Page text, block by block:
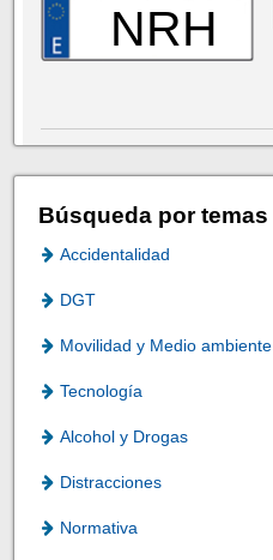
NRH
Búsqueda por temas
Accidentalidad
DGT
Movilidad y Medio ambiente
Tecnología
Alcohol y Drogas
Distracciones
Normativa